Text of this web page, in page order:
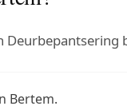
Bertem.